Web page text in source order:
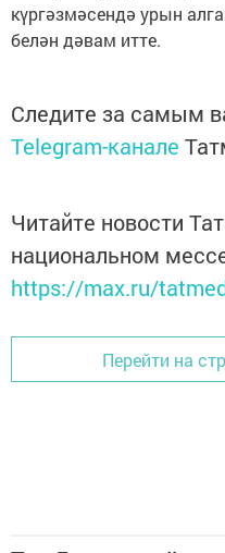
күргәзмәсендә урын
белән дәвам итте.
Следите за самым
Telegram-канале
Читайте новости
национальном
https://max.ru/
Перейти на